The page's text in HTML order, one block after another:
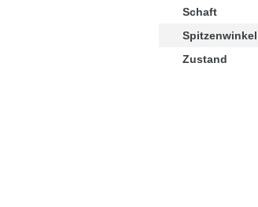
Schaft
Spitzenwinkel
Zustand